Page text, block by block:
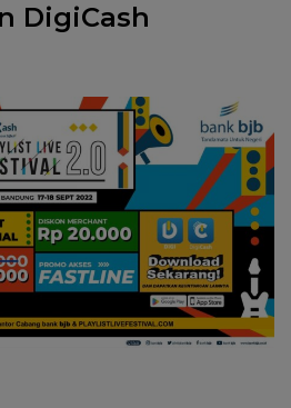
DigiCash